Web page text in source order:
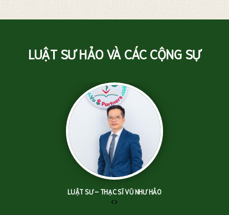
Luật sư riêng – Tư vấn pháp luật thường xuyên
LUẬT SƯ HẢO VÀ CÁC CỘNG SỰ
LUẬT SƯ – THẠC SĨ VŨ NHƯ HẢO
‹›